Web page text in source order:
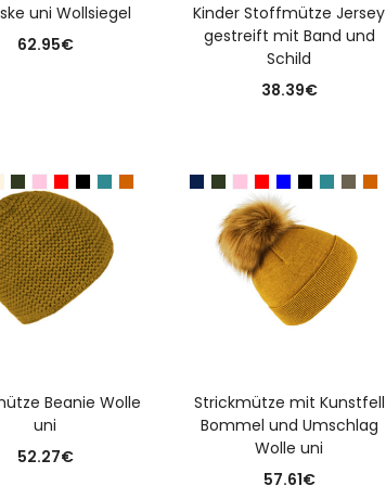
uni Wollsiegel
62.95€
Kinder Stoffmütze Jersey
gestreift mit Band und
Schild
38.39€
Beanie Wolle
uni
52.27€
Strickmütze mit Kunstfell
Bommel und Umschlag
Wolle uni
57.61€